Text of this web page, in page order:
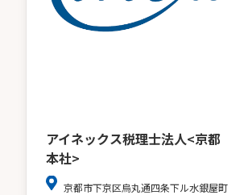
アイネックス税理士法人<京都
本社>
京都市下京区烏丸通四条下ル水銀屋町